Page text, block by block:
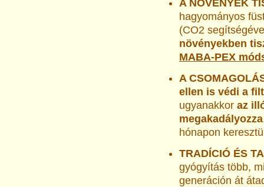
A NÖVÉNYEK
hagyományos
(CO2
növényekben
MABA-PEX
A
ellen is védi a
ugyanakkor az
megakadályozza
hónapon
TRADÍCIÓ ÉS
gyógyítás több,
generáción át